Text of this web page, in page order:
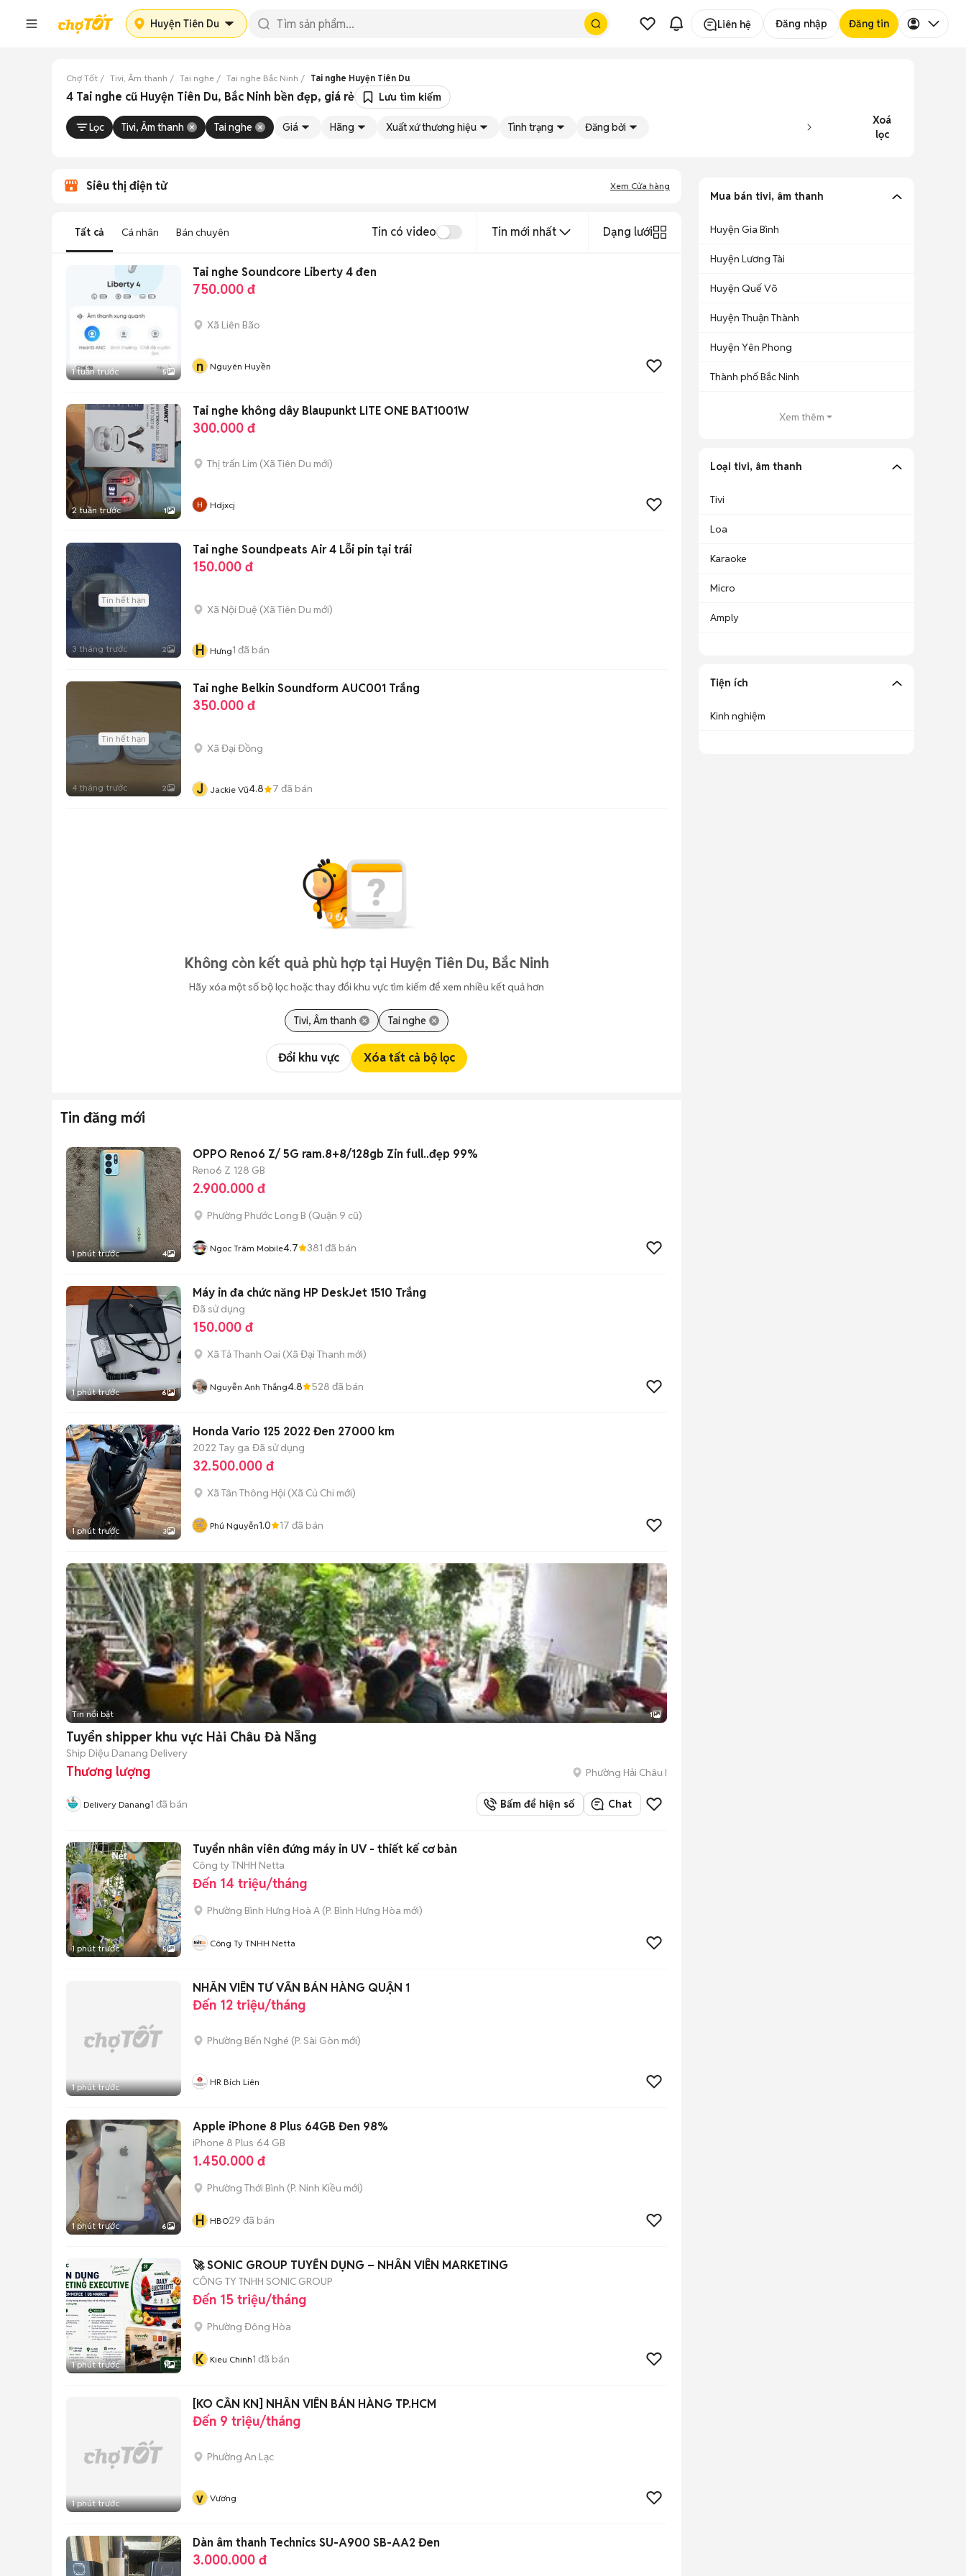
Huyện Tiên Du Liên hệ Đăng nhập Đăng tin
Chợ Tốt Tivi, Âm thanh Tai nghe Tai nghe Bắc Ninh Tai nghe Huyện Tiên Du
4 Tai nghe cũ Huyện Tiên Du, Bắc Ninh bền đẹp, giá rẻ Lưu tìm kiếm
Lọc Tivi, Âm thanh Tai nghe Giá Hãng Xuất xứ thương hiệu Tình trạng Đăng bởi
Xoá
lọc
Siêu thị điện tử Xem Cửa hàng
Tất cả Cá nhân Bán chuyên Tin có video Tin mới nhất Dạng lưới
1 tuần trước 5
Tai nghe Soundcore Liberty 4 đen
750.000 đ
Xã Liên Bão
n Nguyên Huyền
2 tuần trước 1
Tai nghe không dây Blaupunkt LITE ONE BAT1001W
300.000 đ
Thị trấn Lim (Xã Tiên Du mới)
Hdjxcj
Tin hết hạn
3 tháng trước 2
Tai nghe Soundpeats Air 4 Lỗi pin tại trái
150.000 đ
Xã Nội Duệ (Xã Tiên Du mới)
H Hưng1 đã bán
Tin hết hạn
4 tháng trước 2
Tai nghe Belkin Soundform AUC001 Trắng
350.000 đ
Xã Đại Đồng
J Jackie Vũ4.8 7 đã bán
Không còn kết quả phù hợp tại Huyện Tiên Du, Bắc Ninh
Hãy xóa một số bộ lọc hoặc thay đổi khu vực tìm kiếm để xem nhiều kết quả hơn
Tivi, Âm thanh Tai nghe
Đổi khu vực Xóa tất cả bộ lọc
Tin đăng mới
1 phút trước 4
OPPO Reno6 Z/ 5G ram.8+8/128gb Zin full..đẹp 99%
Reno6 Z 128 GB
2.900.000 đ
Phường Phước Long B (Quận 9 cũ)
Ngoc Trâm Mobile4.7 381 đã bán
1 phút trước 6
Máy in đa chức năng HP DeskJet 1510 Trắng
Đã sử dụng
150.000 đ
Xã Tả Thanh Oai (Xã Đại Thanh mới)
Nguyễn Anh Thắng4.8 528 đã bán
1 phút trước 3
Honda Vario 125 2022 Đen 27000 km
2022 Tay ga Đã sử dụng
32.500.000 đ
Xã Tân Thông Hội (Xã Củ Chi mới)
Phú Nguyễn1.0 17 đã bán
Tin nổi bật 1
Tuyển shipper khu vực Hải Châu Đà Nẵng
Ship Diệu Danang Delivery
Thương lượng Phường Hải Châu I
Delivery Danang1 đã bán Bấm để hiện số Chat
1 phút trước 5
Tuyển nhân viên đứng máy in UV - thiết kế cơ bản
Công ty TNHH Netta
Đến 14 triệu/tháng
Phường Bình Hưng Hoà A (P. Bình Hưng Hòa mới)
Công Ty TNHH Netta
1 phút trước
NHÂN VIÊN TƯ VẤN BÁN HÀNG QUẬN 1
Đến 12 triệu/tháng
Phường Bến Nghé (P. Sài Gòn mới)
HR Bích Liên
1 phút trước 6
Apple iPhone 8 Plus 64GB Đen 98%
iPhone 8 Plus 64 GB
1.450.000 đ
Phường Thới Bình (P. Ninh Kiều mới)
H HBO29 đã bán
1 phút trước 1
🚀 SONIC GROUP TUYỂN DỤNG – NHÂN VIÊN MARKETING
CÔNG TY TNHH SONIC GROUP
Đến 15 triệu/tháng
Phường Đông Hòa
K Kieu Chinh1 đã bán
1 phút trước
[KO CẦN KN] NHÂN VIÊN BÁN HÀNG TP.HCM
Đến 9 triệu/tháng
Phường An Lạc
v Vương
Dàn âm thanh Technics SU-A900 SB-AA2 Đen
3.000.000 đ
Mua bán tivi, âm thanh
Huyện Gia Bình
Huyện Lương Tài
Huyện Quế Võ
Huyện Thuận Thành
Huyện Yên Phong
Thành phố Bắc Ninh
Xem thêm
Loại tivi, âm thanh
Tivi
Loa
Karaoke
Micro
Amply
Tiện ích
Kinh nghiệm